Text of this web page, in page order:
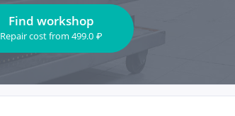
Find workshop
Repair costfrom 499.0 ₽